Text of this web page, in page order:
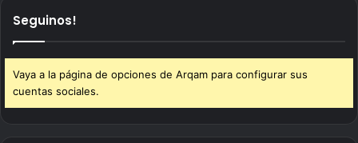
Seguinos!
Vaya a la página de opciones de Arqam para configurar sus
cuentas sociales.